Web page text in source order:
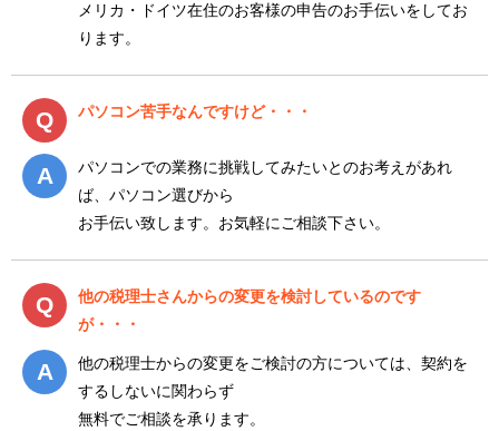
メリカ・ドイツ在住のお客様の申告のお手伝いをしてお
ります。
パソコン苦手なんですけど・・・
パソコンでの業務に挑戦してみたいとのお考えがあれ
ば、パソコン選びから
お手伝い致します。お気軽にご相談下さい。
他の税理士さんからの変更を検討しているのです
が・・・
他の税理士からの変更をご検討の方については、契約を
するしないに関わらず
無料でご相談を承ります。